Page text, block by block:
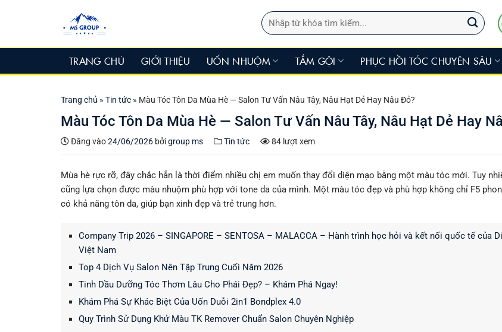
dung
Tìm
kiếm:
TRANG CHỦ GIỚI THIỆU UỐN NHUỘM TẮM GỘI PHỤC HỒI TÓC CHUYÊN SÂU
Trang chủ » Tin tức » Màu Tóc Tôn Da Mùa Hè — Salon Tư Vấn Nâu Tây, Nâu Hạt Dẻ Hay Nâu Đỏ?
Màu Tóc Tôn Da Mùa Hè — Salon Tư Vấn Nâu Tây, Nâu Hạt Dẻ Hay
Đăng vào24/06/2026 bởigroup ms Tin tức 84 lượt xem
Mùa hè rực rỡ, đây chắc hẳn là thời điểm nhiều chị em muốn thay đổi diện mạo bằng một màu tóc mới. Tuy
cũng lựa chọn được màu nhuộm phù hợp với tone da của mình. Một màu tóc đẹp và phù hợp không chỉ F5
có khả năng tôn da, giúp bạn xinh đẹp và trẻ trung hơn.
Company Trip 2026 – SINGAPORE – SENTOSA – MALACCA – Hành trình học hỏi và kết nối quốc tế của
Việt Nam
Top 4 Dịch Vụ Salon Nên Tập Trung Cuối Năm 2026
Tinh Dầu Dưỡng Tóc Thơm Lâu Cho Phái Đẹp? – Khám Phá Ngay!
Khám Phá Sự Khác Biệt Của Uốn Duỗi 2in1 Bondplex 4.0
Quy Trình Sử Dụng Khử Màu TK Remover Chuẩn Salon Chuyên Nghiệp